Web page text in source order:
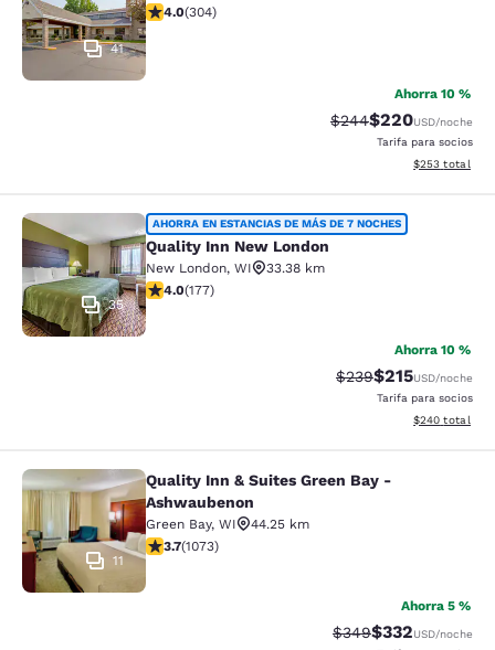
41
calificación de 4.01 estrellas. Muy bueno. 304 reseñas
4.0(304)
Ahorra 10 %
Precio tachado:
$244Precio con
$220USD/noche
Tarifa para socios
Ver detalles
$253 total
Quality Inn New London
35
AHORRA EN ESTANCIAS DE MÁS DE 7 NOCHES
Quality Inn New London
New London, WI
33.38 km
calificación de 4.03 estrellas. Muy bueno. 177 reseñas
4.0(177)
Ahorra 10 %
Precio tachado:
$239Precio con
$215USD/noche
Tarifa para socios
Ver detalles
$240 total
Quality Inn & Suites Green Bay -
11
Quality Inn & Suites Green Bay -
Ashwaubenon
Green Bay, WI
44.25 km
calificación de 3.66 estrellas. Bueno. 1073 reseñas
3.7(1073)
Ahorra 5 %
Precio tachado:
$349Precio con
$332USD/noche